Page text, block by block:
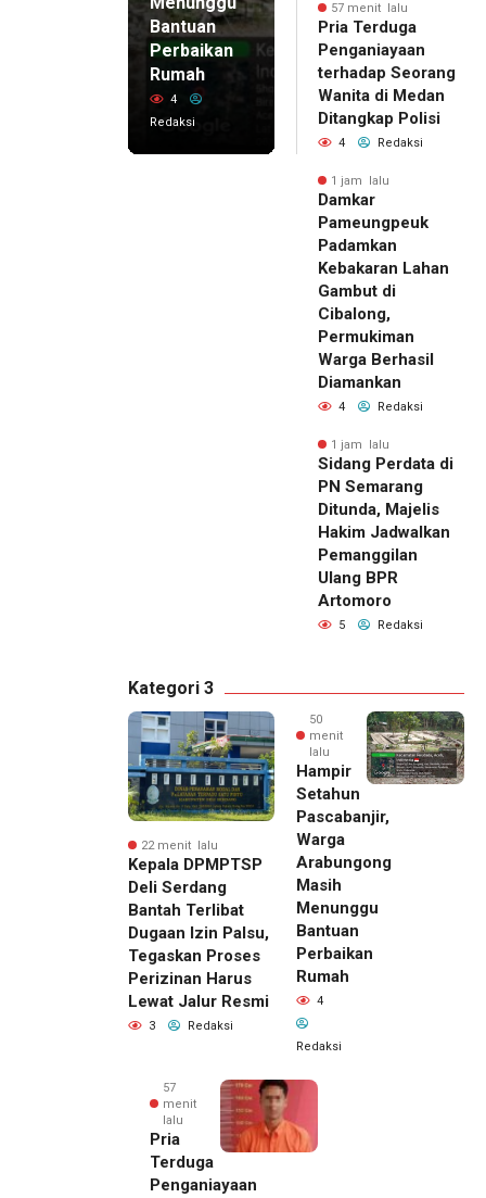
Bantuan
Perbaikan
Rumah
4
Redaksi
57 menit lalu
Pria Terduga
Penganiayaan
terhadap Seorang
Wanita di Medan
Ditangkap Polisi
4 Redaksi
1 jam lalu
Damkar
Pameungpeuk
Padamkan
Kebakaran Lahan
Gambut di
Cibalong,
Permukiman
Warga Berhasil
Diamankan
4 Redaksi
1 jam lalu
Sidang Perdata di
PN Semarang
Ditunda, Majelis
Hakim Jadwalkan
Pemanggilan
Ulang BPR
Artomoro
5 Redaksi
Kategori 3
22 menit lalu
Kepala DPMPTSP
Deli Serdang
Bantah Terlibat
Dugaan Izin Palsu,
Tegaskan Proses
Perizinan Harus
Lewat Jalur Resmi
3 Redaksi
50
menit
lalu
Hampir
Setahun
Pascabanjir,
Warga
Arabungong
Masih
Menunggu
Bantuan
Perbaikan
Rumah
4
Redaksi
57
menit
lalu
Pria
Terduga
Penganiayaan